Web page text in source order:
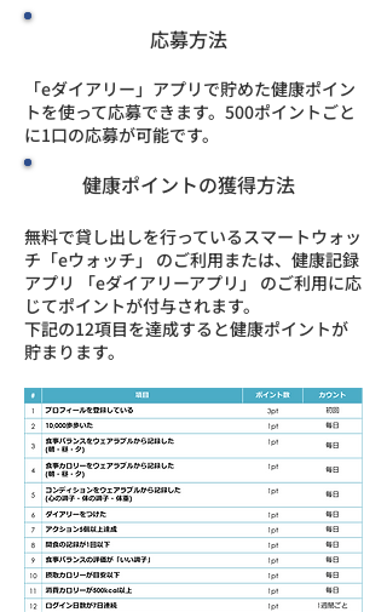
応募方法
「eダイアリー」アプリで貯めた健康ポイン
トを使って応募できます。500ポイントごと
に1口の応募が可能です。​
健康ポイントの獲得方法
無料で貸し出しを行っているスマートウォッ
チ「eウォッチ」 のご利用または、健康記録
アプリ 「eダイアリーアプリ」 のご利用に応
じてポイントが付与されます。
​下記の12項目を達成すると健康ポイントが
貯まります。